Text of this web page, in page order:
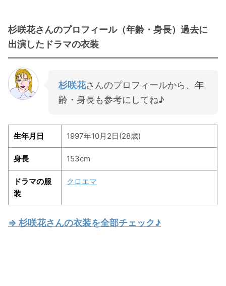
杉咲花さんのプロフィール（年齢・身長）過去に
出演したドラマの衣装
杉咲花さんのプロフィールから、年
齢・身長も参考にしてね♪
生年月日 1997年10月2日(28歳)
身長 153cm
ドラマの服
装
クロエマ
⇒ 杉咲花さんの衣装を全部チェック♪